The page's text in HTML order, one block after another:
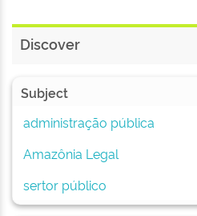
Discover
Subject
administração pública
Amazônia Legal
sertor público